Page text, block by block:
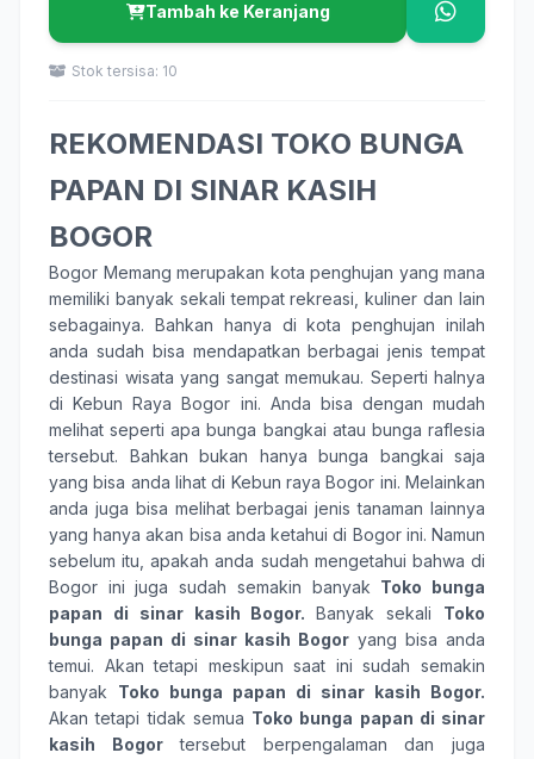
Tambah ke Keranjang
Stok tersisa: 10
REKOMENDASI TOKO BUNGA
PAPAN DI SINAR KASIH
BOGOR
Bogor Memang merupakan kota penghujan yang mana
memiliki banyak sekali tempat rekreasi, kuliner dan lain
sebagainya. Bahkan hanya di kota penghujan inilah
anda sudah bisa mendapatkan berbagai jenis tempat
destinasi wisata yang sangat memukau. Seperti halnya
di Kebun Raya Bogor ini. Anda bisa dengan mudah
melihat seperti apa bunga bangkai atau bunga raflesia
tersebut. Bahkan bukan hanya bunga bangkai saja
yang bisa anda lihat di Kebun raya Bogor ini. Melainkan
anda juga bisa melihat berbagai jenis tanaman lainnya
yang hanya akan bisa anda ketahui di Bogor ini. Namun
sebelum itu, apakah anda sudah mengetahui bahwa di
Bogor ini juga sudah semakin banyak Toko bunga
papan di sinar kasih Bogor.Banyak sekali Toko
bunga papan di sinar kasih Bogor yang bisa anda
temui. Akan tetapi meskipun saat ini sudah semakin
banyak Toko bunga papan di sinar kasih Bogor.
Akan tetapi tidak semua Toko bunga papan di sinar
kasih Bogortersebut berpengalaman dan juga